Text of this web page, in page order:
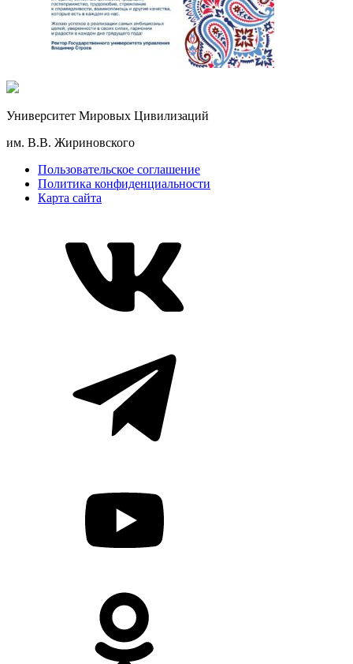
Университет Мировых Цивилизаций
им. В.В. Жириновского
Пользовательское соглашение
Политика конфиденциальности
Карта сайта